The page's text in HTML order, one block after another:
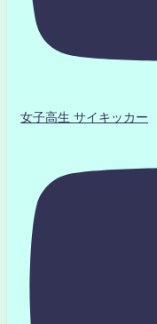
女子高生 サイキッカー